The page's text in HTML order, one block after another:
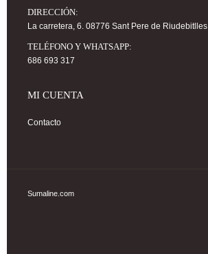
DIRECCIÓN:
La carretera, 6. 08776 Sant Pere de Riudebitlles
TELÉFONO Y WHATSAPP:
686 693 317
MI CUENTA
Contacto
Sumaline.com